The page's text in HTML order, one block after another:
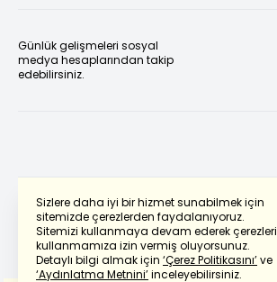
Sizlere daha iyi bir hizmet sunabilmek için
sitemizde çerezlerden faydalanıyoruz.
Sitemizi kullanmaya devam ederek çerezleri
kullanmamıza izin vermiş oluyorsunuz.
Detaylı bilgi almak için ‘Çerez Politikasını’ve
‘Aydınlatma Metnini’inceleyebilirsiniz.
Günlük gelişmeleri sosyal
medya hesaplarından takip
edebilirsiniz.
Powered by Translate